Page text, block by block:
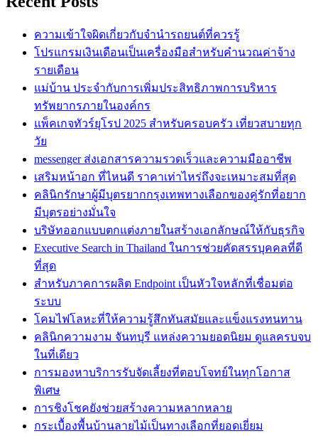
ความเข้าใจผิดเกี่ยวกับจำนำรถยนต์ที่ควรรู้
โปรแกรมเงินเดือนเป็นเครื่องมือสำหรับคำนวณค่าจ้าง
รายเดือน
แม่บ้าน ประจำกับการเพิ่มประสิทธิภาพการบริหาร
ทรัพยากรภายในองค์กร
แพ็คเกจทัวร์ยุโรป 2025 สำหรับครอบครัว เที่ยวสบายทุก
วัย
messenger ส่งเอกสารความรวดเร็วและความมืออาชีพ
เสริมหน้าอก ที่ไหนดี ราคาเท่าไหร่ถึงจะเหมาะสมที่สุด
คลินิกรักษาผู้มีบุตรยากกรุงเทพทางเลือกของคู่รักที่อยาก
มีบุตรอย่างมั่นใจ
บริษัทออกแบบตกแต่งภายในสร้างเอกลักษณ์ให้กับธุรกิจ
Executive Search in Thailand ในการช่วยคัดสรรบุคคลที่ดี
ที่สุด
สำหรับภาคการผลิต Endpoint เป็นหัวใจหลักที่เชื่อมต่อ
ระบบ
โคมไฟโลหะที่ให้ความรู้สึกทันสมัยและแข็งแรงทนทาน
คลินิกความงาม จันทบุรี แหล่งความยอดนิยม ดูแลครบจบ
ในที่เดียว
การมองหาบริการรับจัดเลี้ยงที่ตอบโจทย์ในทุกโอกาส
พิเศษ
การชิงโชคยังช่วยสร้างความหลากหลาย
กระเบื้องพื้นบ้านลายไม้เป็นทางเลือกที่ยอดเยี่ยม